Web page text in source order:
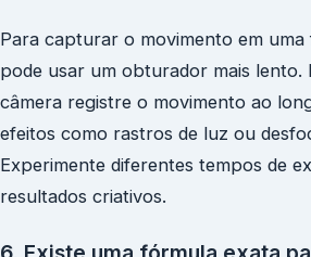
Para capturar o movimento em
pode usar um obturador mais lento.
câmera registre o movimento ao
efeitos como rastros de luz ou
Experimente diferentes tempos de
resultados criativos.